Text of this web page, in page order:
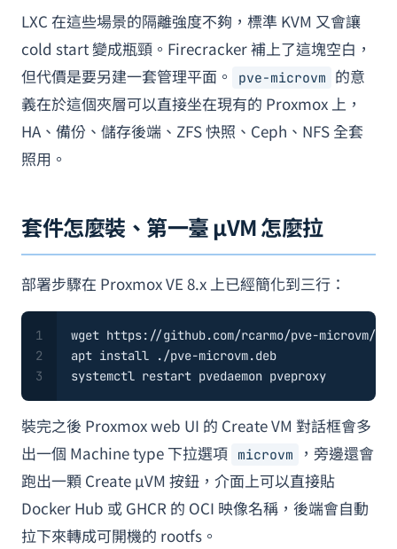
LXC 在這些場景的隔離強度不夠，標準 KVM 又會讓
cold start 變成瓶頸。Firecracker 補上了這塊空白，
但代價是要另建一套管理平面。
pve-microvm
的意
義在於這個夾層可以直接坐在現有的 Proxmox 上，
HA、備份、儲存後端、ZFS 快照、Ceph、NFS 全套
照用。
套件怎麼裝、第一臺 µVM 怎麼拉
部署步驟在 Proxmox VE 8.x 上已經簡化到三行：
1
2
3
wget https://github.com/rcarmo/pve-microvm/
apt install ./pve-microvm.deb
systemctl restart pvedaemon pveproxy
裝完之後 Proxmox web UI 的 Create VM 對話框會多
出一個 Machine type 下拉選項
microvm
，旁邊還會
跑出一顆 Create µVM 按鈕，介面上可以直接貼
Docker Hub 或 GHCR 的 OCI 映像名稱，後端會自動
拉下來轉成可開機的 rootfs。